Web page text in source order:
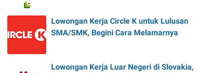
Lowongan Kerja Circle K untuk Lulusan
SMA/SMK, Begini Cara Melamarnya
Lowongan Kerja Luar Negeri di Slovakia,